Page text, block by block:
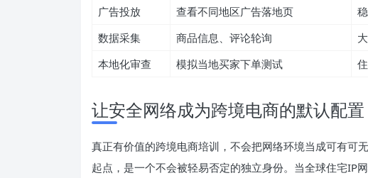
广告投放
查看不同地区广告落地页
数据采集
商品信息、评论轮询
本地化审查
模拟当地买家下单测试
让安全网络成为跨境电商的默认配置
真正有价值的跨境电商培训，不会把网络环境当成可有可
起点，是一个不会被轻易否定的独立身份。当全球住宅IP